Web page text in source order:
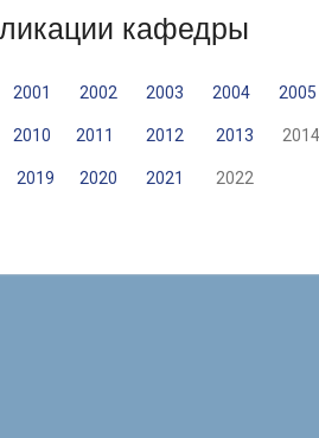
кафедры
2001 2002 2003 2004 2005
2010 2011 2012 2013
2019 2020 2021 2022